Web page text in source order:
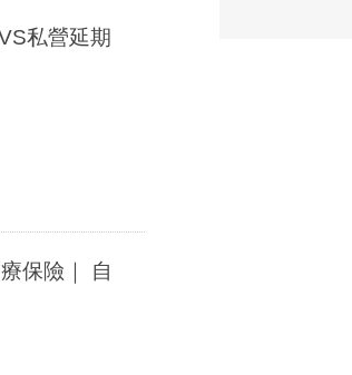
私營延期
保險｜ 自